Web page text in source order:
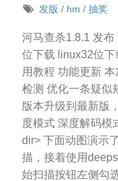
发版 / hm /抽奖
河马查杀1.8.1 发
位下载 linux32位
用教程 功能更新
检测 优化一条疑似
版本升级到最新版
度模式 深度解码模
dir> 下面动图演示
描，接着使用
始扫描按钮左侧勾